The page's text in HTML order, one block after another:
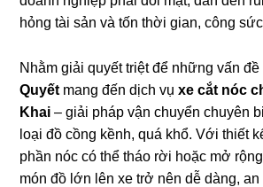
hỏng tài sản và tốn thời gian, công
Nhằm giải quyết triệt để những vấn
Quyết mang đến dịch vụxe cắt nóc
Khai – giải pháp vận chuyển chuyên
loại đồ cồng kềnh, quá khổ. Với thiết
phần nóc có thể tháo rời hoặc mở
món đồ lớn lên xe trở nên dễ dàng, an